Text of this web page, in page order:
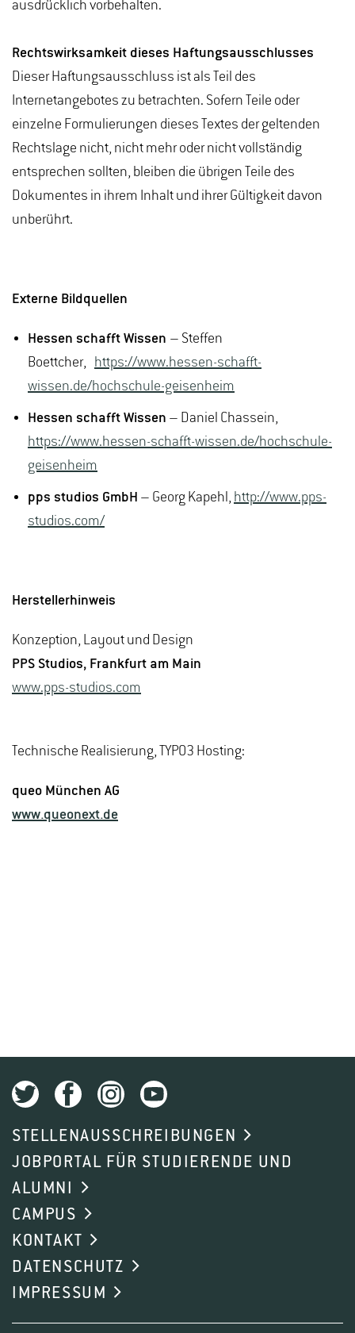
ausdrücklich vorbehalten.
Rechtswirksamkeit dieses Haftungsausschlusses
Dieser Haftungsausschluss ist als Teil des
Internetangebotes zu betrachten. Sofern Teile oder
einzelne Formulierungen dieses Textes der geltenden
Rechtslage nicht, nicht mehr oder nicht vollständig
entsprechen sollten, bleiben die übrigen Teile des
Dokumentes in ihrem Inhalt und ihrer Gültigkeit davon
unberührt.
Externe Bildquellen
Hessen schafft Wissen – Steffen
Boettcher, https://www.hessen-schafft-
wissen.de/hochschule-geisenheim
Hessen schafft Wissen – Daniel Chassein,
https://www.hessen-schafft-wissen.de/hochschule-
geisenheim
pps studios GmbH – Georg Kapehl, http://www.pps-
studios.com/
Herstellerhinweis
Konzeption, Layout und Design
PPS Studios, Frankfurt am Main
www.pps-studios.com
Technische Realisierung, TYPO3 Hosting:
queo München AG
www.queonext.de
STELLENAUSSCHREIBUNGEN
JOBPORTAL FÜR STUDIERENDE UND
ALUMNI
CAMPUS
KONTAKT
DATENSCHUTZ
IMPRESSUM